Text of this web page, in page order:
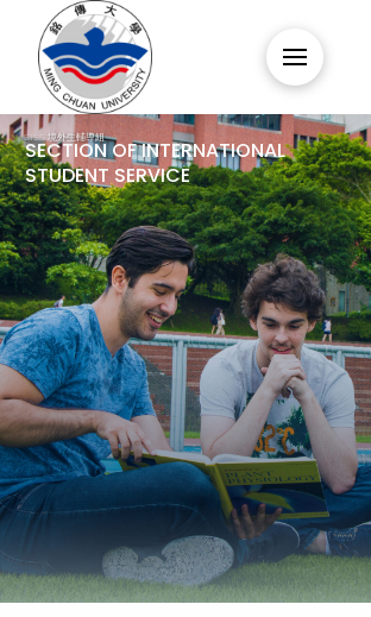
SECTION OF INTERNATIONAL
STUDENT SERVICE
SISS 境外生輔導組